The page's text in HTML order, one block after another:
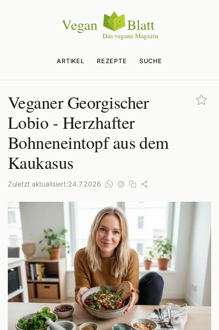
ARTIKEL REZEPTE SUCHE
Veganer Georgischer
Lobio - Herzhafter
Bohneneintopf aus dem
Kaukasus
Zuletzt aktualisiert:24.7.2026